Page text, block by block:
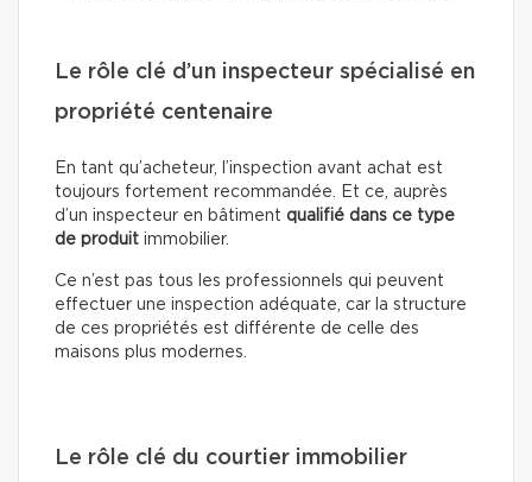
Le rôle clé d’un inspecteur spécialisé en
propriété centenaire
En tant qu’acheteur, l’inspection avant achat est
toujours fortement recommandée. Et ce, auprès
d’un inspecteur en bâtiment qualifié dans ce type
de produit immobilier.
Ce n’est pas tous les professionnels qui peuvent
effectuer une inspection adéquate, car la structure
de ces propriétés est différente de celle des
maisons plus modernes.
Le rôle clé du courtier immobilier